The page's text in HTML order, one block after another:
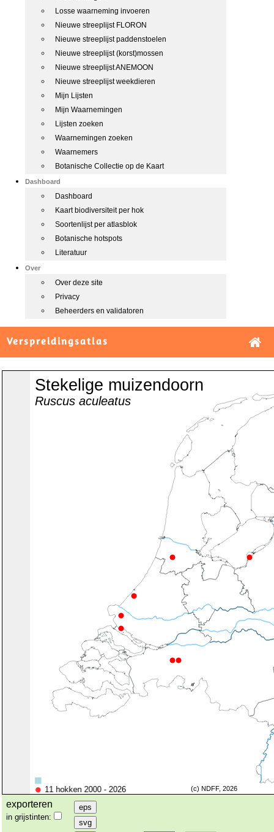
Losse waarneming invoeren
Nieuwe streeplijst FLORON
Nieuwe streeplijst paddenstoelen
Nieuwe streeplijst (korst)mossen
Nieuwe streeplijst ANEMOON
Nieuwe streeplijst weekdieren
Mijn Lijsten
Mijn Waarnemingen
Lijsten zoeken
Waarnemingen zoeken
Waarnemers
Botanische Collectie op de Kaart
Dashboard
Dashboard
Kaart biodiversiteit per hok
Soortenlijst per atlasblok
Botanische hotspots
Literatuur
Over
Over deze site
Privacy
Beheerders en validatoren
Verspreidingsatlas